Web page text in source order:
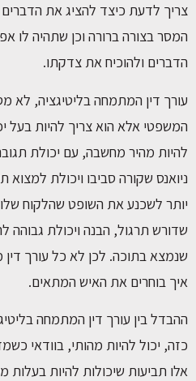
צריך לדעת כיצד להציג את
המסר בצורה ברורה וכן שתהיה לו
הדברים ולהוכיח את צדקתו.
עורך דין המתמחה בליטיגציה, לא
המשפטי אלא הוא צריך להיות בעל
להיות מהיר מחשבה, עם יכולת
ניואנס שקורה סביבו ויכולת למצוא
יותר לשכנע את השופט שהלקוח
שדורש תרגול, הבנה ויכולת גבוהה
שנמצא בתוכה. לכן לא כל עורך דין
איך בוחרים את האיש המתאים.
ההבדל בין עורך דין המתמחה
כזה, יכול להיות מהותי, בוודאי
אלו תביעות שיכולות להיות